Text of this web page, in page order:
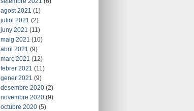
agost 2021 (1)
juliol 2021 (2)
juny 2021 (11)
maig 2021 (10)
abril 2021 (9)
març 2021 (12)
febrer 2021 (11)
gener 2021 (9)
desembre 2020(2)
novembre 2020(9)
octubre 2020(5)